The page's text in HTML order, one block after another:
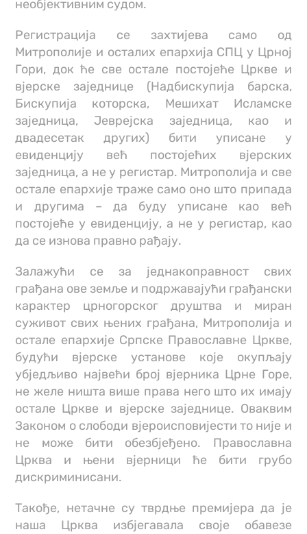
необјективним судом.
Регистрација се захтијева само од
Митрополије и осталих епархија СПЦ у Црној
Гори, док ће све остале постојеће Цркве и
вјерске заједнице (Надбискупија барска,
Бискупија которска, Мешихат Исламске
заједница, Јеврејска заједница, као и
двадесетак других) бити уписане у
евиденцију већ постојећих вјерских
заједница, а не у регистар. Митрополија и све
остале епархије траже само оно што припада
и другима – да буду уписане као већ
постојеће у евиденцију, а не у регистар, као
да се изнова правно рађају.
Залажући се за једнакоправност свих
грађана ове земље и подржавајући грађански
карактер црногорског друштва и миран
суживот свих њених грађана, Митрополија и
остале епархије Српске Православне Цркве,
будући вјерске установе које окупљају
убједљиво највећи број вјерника Црне Горе,
не желе ништа више права него што их имају
остале Цркве и вјерске заједнице. Оваквим
Законом о слободи вјероисповијести то није и
не може бити обезбјеђено. Православна
Црква и њени вјерници ће бити грубо
дискриминисани.
Такође, нетачне су тврдње премијера да је
наша Црква избјегавала своје обавезе